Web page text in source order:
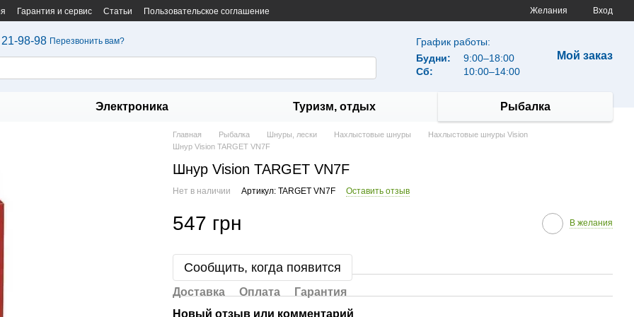
Гарантия и сервис Статьи Пользовательское соглашение Желания Вход
98-98 Перезвонить вам?
График работы:
Будни:
9:00–18:00
Сб:
10:00–14:00
Мой заказ
Электроника Туризм, отдых Рыбалка
Главная Рыбалка Шнуры, лески Нахлыстовые шнуры
Нахлыстовые шнуры Vision
Шнур Vision TARGET VN7F
Шнур Vision TARGET VN7F
Нет в наличии Артикул: TARGET VN7F Оставить отзыв
547 грн В желания
Сообщить, когда появится
Доставка Оплата
Гарантия
Новый отзыв или комментарий